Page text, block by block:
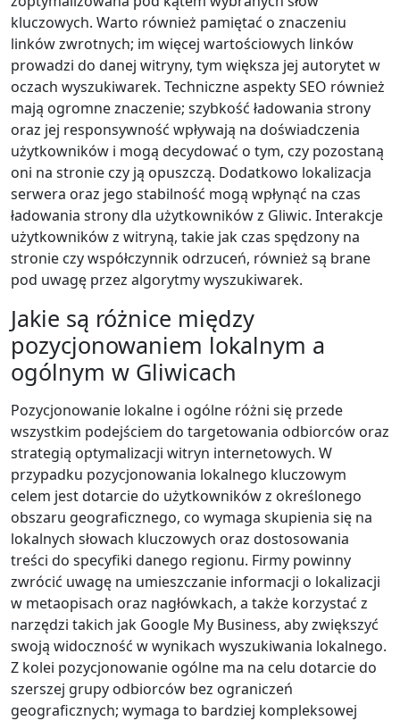
kluczowych. Warto również pamiętać o znaczeniu
linków zwrotnych; im więcej wartościowych linków
prowadzi do danej witryny, tym większa jej autorytet w
oczach wyszukiwarek. Techniczne aspekty SEO również
mają ogromne znaczenie; szybkość ładowania strony
oraz jej responsywność wpływają na doświadczenia
użytkowników i mogą decydować o tym, czy pozostaną
oni na stronie czy ją opuszczą. Dodatkowo lokalizacja
serwera oraz jego stabilność mogą wpłynąć na czas
ładowania strony dla użytkowników z Gliwic. Interakcje
użytkowników z witryną, takie jak czas spędzony na
stronie czy współczynnik odrzuceń, również są brane
pod uwagę przez algorytmy wyszukiwarek.
Jakie są różnice między
pozycjonowaniem lokalnym a
ogólnym w Gliwicach
Pozycjonowanie lokalne i ogólne różni się przede
wszystkim podejściem do targetowania odbiorców oraz
strategią optymalizacji witryn internetowych. W
przypadku pozycjonowania lokalnego kluczowym
celem jest dotarcie do użytkowników z określonego
obszaru geograficznego, co wymaga skupienia się na
lokalnych słowach kluczowych oraz dostosowania
treści do specyfiki danego regionu. Firmy powinny
zwrócić uwagę na umieszczanie informacji o lokalizacji
w metaopisach oraz nagłówkach, a także korzystać z
narzędzi takich jak Google My Business, aby zwiększyć
swoją widoczność w wynikach wyszukiwania lokalnego.
Z kolei pozycjonowanie ogólne ma na celu dotarcie do
szerszej grupy odbiorców bez ograniczeń
geograficznych; wymaga to bardziej kompleksowej